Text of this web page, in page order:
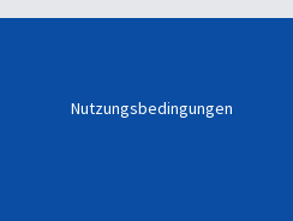
Nutzungsbedingungen